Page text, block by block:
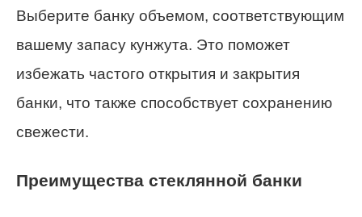
Выберите банку объемом, соответствующим
вашему запасу кунжута. Это поможет
избежать частого открытия и закрытия
банки, что также способствует сохранению
свежести.
Преимущества стеклянной банки